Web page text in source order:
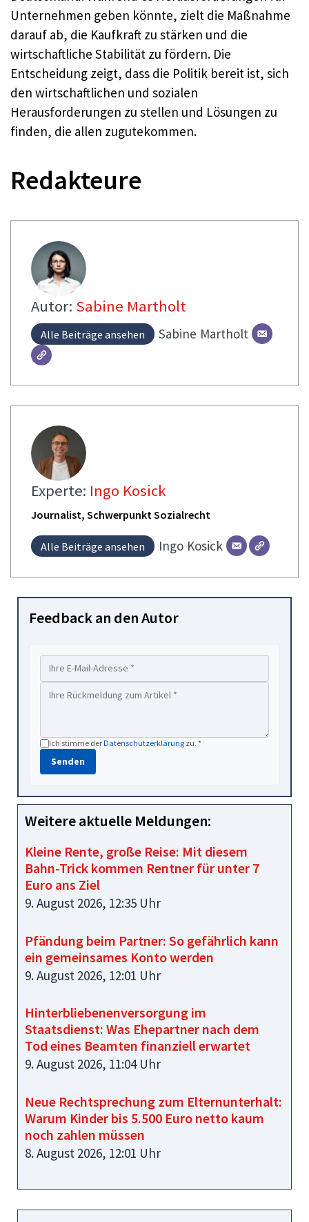
Unternehmen geben könnte, zielt die Maßnahme
darauf ab, die Kaufkraft zu stärken und die
wirtschaftliche Stabilität zu fördern. Die
Entscheidung zeigt, dass die Politik bereit ist, sich
den wirtschaftlichen und sozialen
Herausforderungen zu stellen und Lösungen zu
finden, die allen zugutekommen.
Redakteure
Autor: Sabine Martholt
Alle Beiträge ansehen Sabine Martholt
Experte: Ingo Kosick
Journalist, Schwerpunkt Sozialrecht
Alle Beiträge ansehen Ingo Kosick
Feedback an den Autor
Ich stimme derDatenschutzerklärung zu. *
Senden
Weitere aktuelle Meldungen:
Kleine Rente, große Reise: Mit diesem
Bahn-Trick kommen Rentner für unter 7
Euro ans Ziel
9. August 2026, 12:35 Uhr
Pfändung beim Partner: So gefährlich kann
ein gemeinsames Konto werden
9. August 2026, 12:01 Uhr
Hinterbliebenenversorgung im
Staatsdienst: Was Ehepartner nach dem
Tod eines Beamten finanziell erwartet
9. August 2026, 11:04 Uhr
Neue Rechtsprechung zum Elternunterhalt:
Warum Kinder bis 5.500 Euro netto kaum
noch zahlen müssen
8. August 2026, 12:01 Uhr